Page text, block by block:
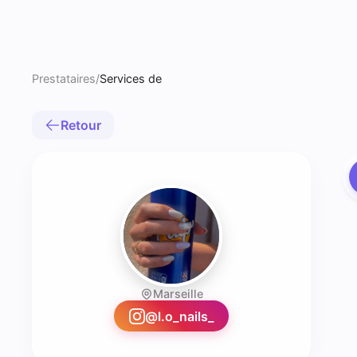
Prestataires/Services de
Retour
- Prothésiste
Marseille
@l.o_nails_